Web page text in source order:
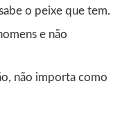
o peixe que tem.
e não
não importa como